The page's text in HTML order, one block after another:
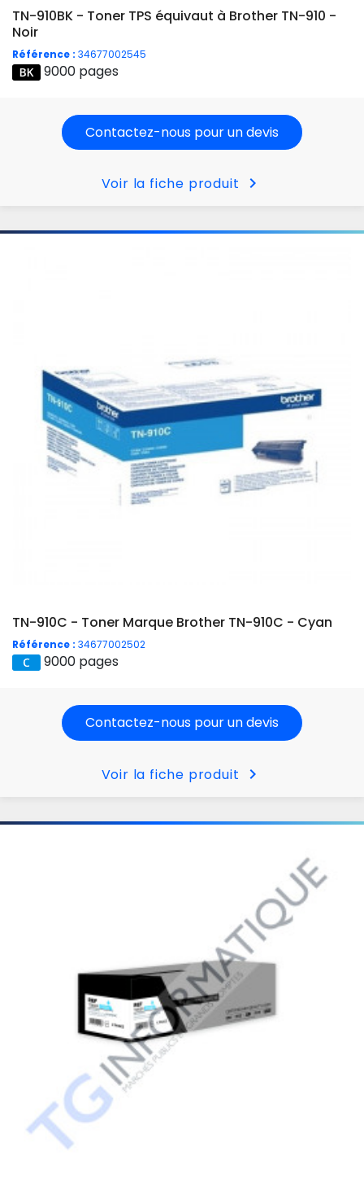
TN-910BK - Toner TPS équivaut à Brother TN-910 -
Noir
Référence : 34677002545
9000 pages
Contactez-nous pour un devis
Voir la fiche produit chevron_right
TN-910C - Toner Marque Brother TN-910C - Cyan
Référence : 34677002502
9000 pages
Contactez-nous pour un devis
Voir la fiche produit chevron_right